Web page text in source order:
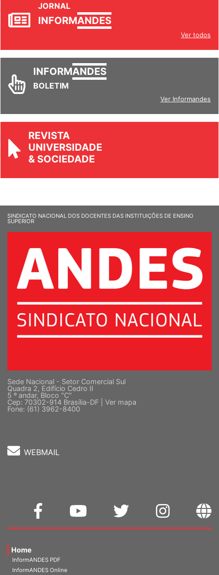
JORNAL
INFORMANDES
Ver todos
INFORMANDES
BOLETIM
Ver Informandes
REVISTA
UNIVERSIDADE
& SOCIEDADE
SINDICATO NACIONAL DOS DOCENTES DAS INSTITUIÇÕES DE ENSINO
SUPERIOR
Sede Nacional - Setor Comercial Sul
Quadra 2, Edifício Cedro II
5 º andar, Bloco "C"
Cep: 70302-914 Brasília-DF | Ver mapa
Fone: (61) 3962-8400
WEBMAIL
Home
InformANDES PDF
InformANDES Online